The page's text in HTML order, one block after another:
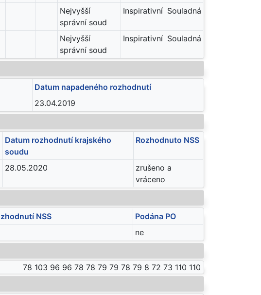
Nejvyšší
správní soud
Inspirativní Souladná
Nejvyšší
správní soud
Inspirativní Souladná
Datum napadeného rozhodnutí
23.04.2019
Datum rozhodnutí krajského
soudu
Rozhodnuto NSS
28.05.2020
zrušeno a
vráceno
NSS
Podána PO
ne
78 103 96 96 78 78 79 79 78 79 8 72 73 110 110